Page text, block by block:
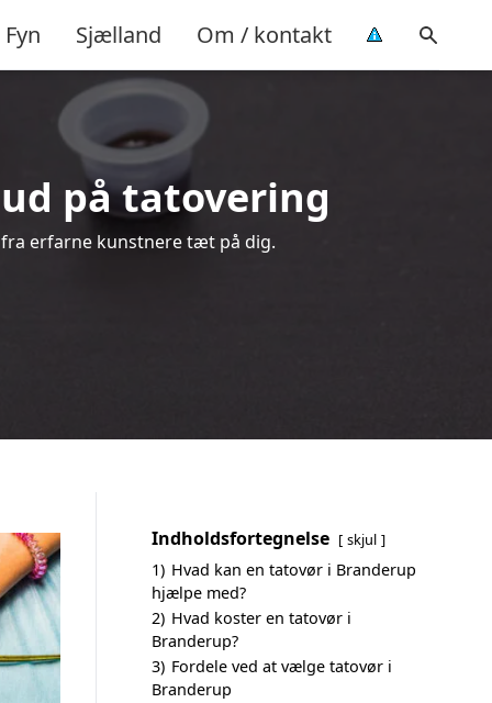
Fyn Sjælland Om / kontakt
på tatovering
erfarne kunstnere tæt på dig.
Indholdsfortegnelse skjul
1) Hvad kan en tatovør i Branderup
hjælpe med?
2) Hvad koster en tatovør i
Branderup?
3) Fordele ved at vælge tatovør i
Branderup